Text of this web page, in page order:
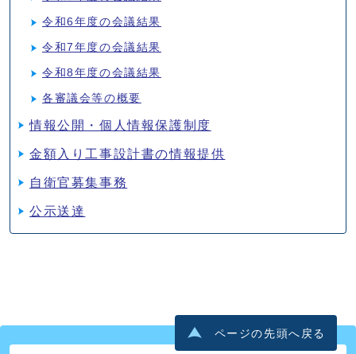
令和6年度の会議結果
令和7年度の会議結果
令和8年度の会議結果
各審議会等の概要
情報公開・個人情報保護制度
金額入り工事設計書の情報提供
自衛官募集事務
公示送達
ページの先頭へ戻る